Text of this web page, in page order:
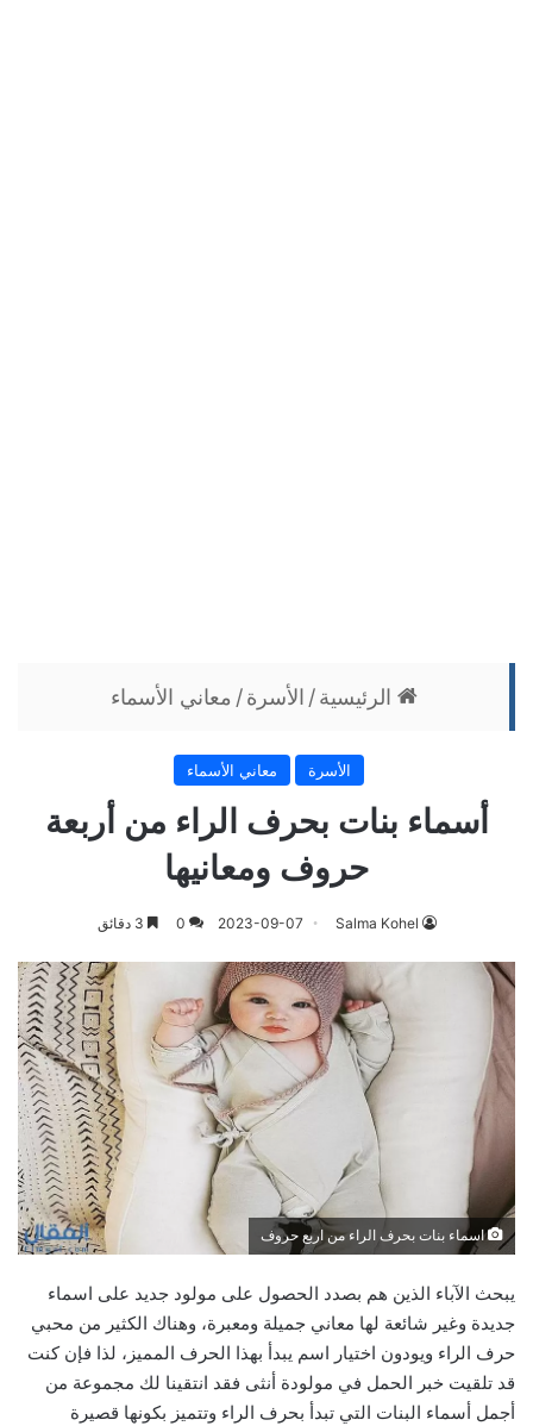
الرئيسية / الأسرة / معاني الأسماء
الأسرة معاني الأسماء
أسماء بنات بحرف الراء من أربعة
حروف ومعانيها
Salma Kohel
2023-09-07
0
اسماء بنات بحرف الراء من اربع حروف
يبحث الآباء الذين هم بصدد الحصول على مولود جديد على اسماء
جديدة وغير شائعة لها معاني جميلة ومعبرة، وهناك الكثير من محبي
حرف الراء ويودون اختيار اسم يبدأ بهذا الحرف المميز، لذا فإن كنت
قد تلقيت خبر الحمل في مولودة أنثى فقد انتقينا لك مجموعة من
أجمل أسماء البنات التي تبدأ بحرف الراء وتتميز بكونها قصيرة